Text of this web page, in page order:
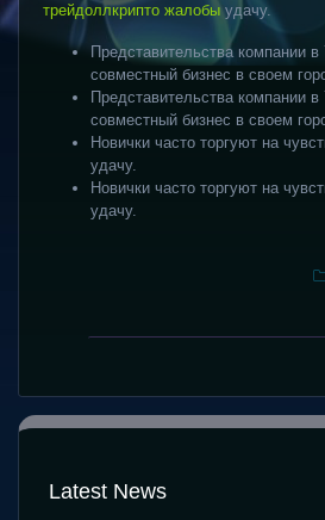
Latest News
трейдоллкрипто жалобыудачу.
Представительства компании
совместный бизнес в своем
Представительства компании
совместный бизнес в своем
Новички часто торгуют на
удачу.
Новички часто торгуют на
удачу.
Wikipedia